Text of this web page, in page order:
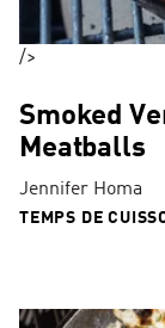
/>
Smoked
Meatballs
Jennifer Homa
TEMPS DE